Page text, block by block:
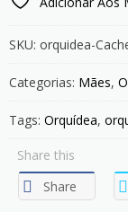
SKU: orquidea-
Categorias: Mães,
Tags: Orquídea,
Share this
Share